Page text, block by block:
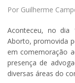
Por Guilherme
Aconteceu, no
Aborto, promovida
em comemoração
presença de
diversas áreas do